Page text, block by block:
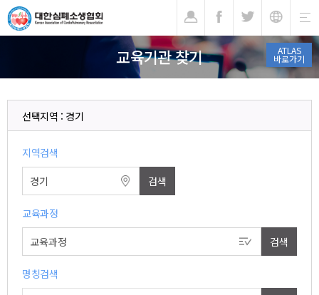
ATLAS
바로가기
교육기관 찾기
선택지역 : 경기
지역검색
교육과정
명칭검색